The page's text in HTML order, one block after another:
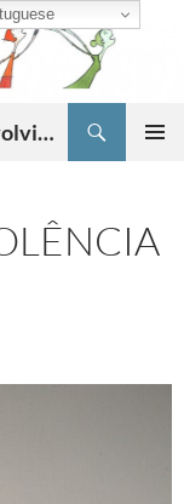
Associação Educativa para o Desenvolvimento da Criatividade